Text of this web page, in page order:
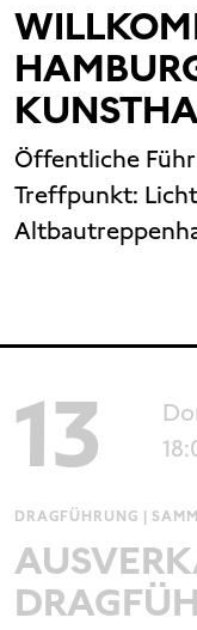
Öffentliche
Treffpunkt:
13
DRAGFÜHRUNG |